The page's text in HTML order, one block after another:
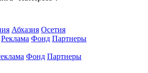
Абхазия Осетия
Реклама Фонд Партнеры
Фонд Партнеры